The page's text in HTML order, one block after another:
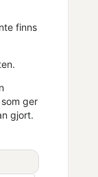
finns
ger
gjort.